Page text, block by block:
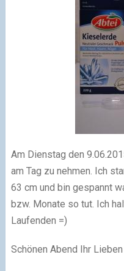
Am Dienstag den
am Tag zu nehmen. Ich
63 cm und bin gespannt
bzw. Monate so tut. Ich
Laufenden =)
Schönen Abend Ihr